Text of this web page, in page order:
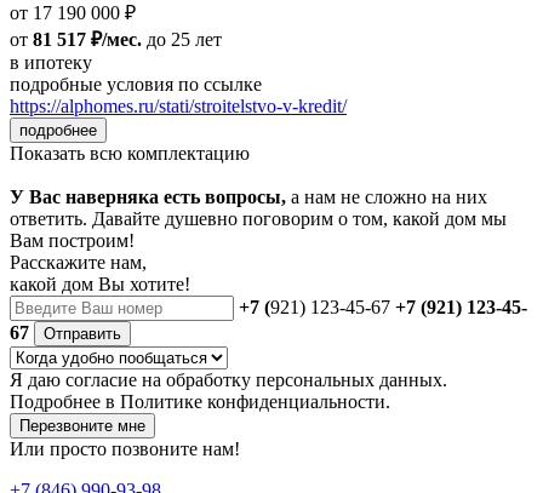
от 17 190 000 ₽
от 81 517 ₽/мес. до 25 лет
в ипотеку
подробные условия по ссылке
https://alphomes.ru/stati/stroitelstvo-v-kredit/
подробнее
Показать всю комплектацию
У Вас наверняка есть вопросы, а нам не сложно на них
ответить. Давайте душевно поговорим о том, какой дом мы
Вам построим!
Расскажите нам,
какой дом Вы хотите!
+7 (921) 123-45-67 +7 (921) 123-45-
67
Отправить
Я даю согласие на обработку персональных данных.
Подробнее в Политике конфиденциальности.
Перезвоните мне
Или просто позвоните нам!